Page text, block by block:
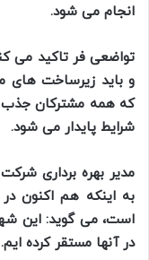
انجام می شود.
تواضعی فر تاکید می
و باید زیرساخت های
که همه مشترکان جذب
شرایط پایدار می شود.
مدیر بهره برداری
به اینکه هم اکنون
است، می گوید: این
در آنها مستقر کرده ایم.